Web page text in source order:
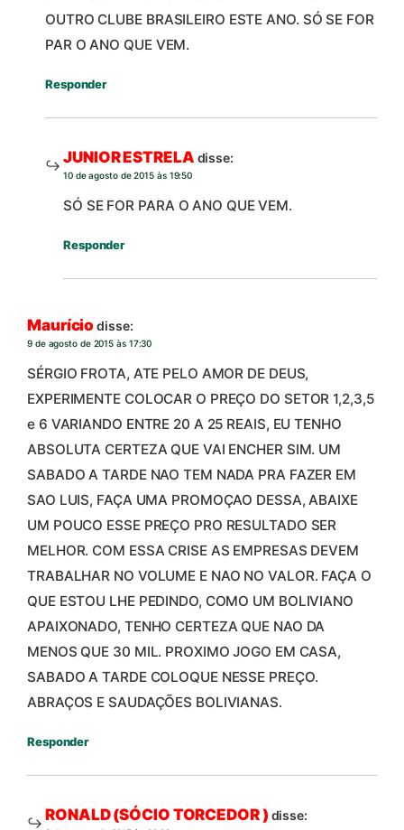
OUTRO CLUBE BRASILEIRO ESTE ANO. SÓ SE FOR
PAR O ANO QUE VEM.
Responder
JUNIOR ESTRELA disse:
10 de agosto de 2015 às 19:50
SÓ SE FOR PARA O ANO QUE VEM.
Responder
Maurício disse:
9 de agosto de 2015 às 17:30
SÉRGIO FROTA, ATE PELO AMOR DE DEUS,
EXPERIMENTE COLOCAR O PREÇO DO SETOR 1,2,3,5
e 6 VARIANDO ENTRE 20 A 25 REAIS, EU TENHO
ABSOLUTA CERTEZA QUE VAI ENCHER SIM. UM
SABADO A TARDE NAO TEM NADA PRA FAZER EM
SAO LUIS, FAÇA UMA PROMOÇAO DESSA, ABAIXE
UM POUCO ESSE PREÇO PRO RESULTADO SER
MELHOR. COM ESSA CRISE AS EMPRESAS DEVEM
TRABALHAR NO VOLUME E NAO NO VALOR. FAÇA O
QUE ESTOU LHE PEDINDO, COMO UM BOLIVIANO
APAIXONADO, TENHO CERTEZA QUE NAO DA
MENOS QUE 30 MIL. PROXIMO JOGO EM CASA,
SABADO A TARDE COLOQUE NESSE PREÇO.
ABRAÇOS E SAUDAÇÕES BOLIVIANAS.
Responder
RONALD (SÓCIO TORCEDOR ) disse: